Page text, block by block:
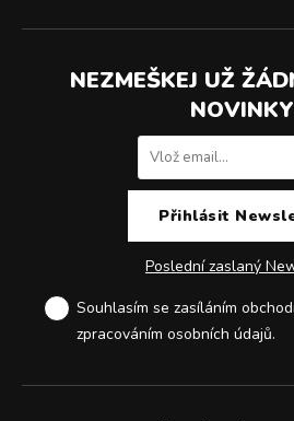
NEZMEŠKEJ UŽ
Poslední zaslaný
Souhlasím se zasíláním
zpracováním osobních údajů.